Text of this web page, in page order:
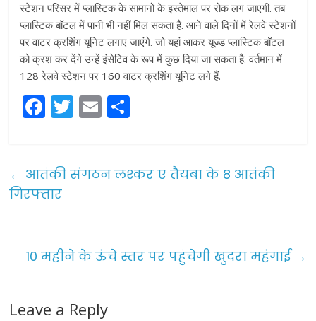
स्टेशन परिसर में प्लास्टिक के सामानों के इस्तेमाल पर रोक लग जाएगी. तब
प्लास्टिक बॉटल में पानी भी नहीं मिल सकता है. आने वाले दिनों में रेलवे स्टेशनों
पर वाटर क्रशिंग यूनिट लगाए जाएंगे. जो यहां आकर यूज्ड प्लास्टिक बॉटल
को क्रश कर देंगे उन्हें इंसेटिव के रूप में कुछ दिया जा सकता है. वर्तमान में
128 रेलवे स्टेशन पर 160 वाटर क्रशिंग यूनिट लगे हैं.
F
e
b
o
k
T
er
E
l e
← आतंकी संगठन लश्कर ए तैयबा के 8 आतंकी
गिरफ्तार
10 महीने के ऊंचे स्तर पर पहुंचेगी खुदरा महंगाई →
Leave a Reply